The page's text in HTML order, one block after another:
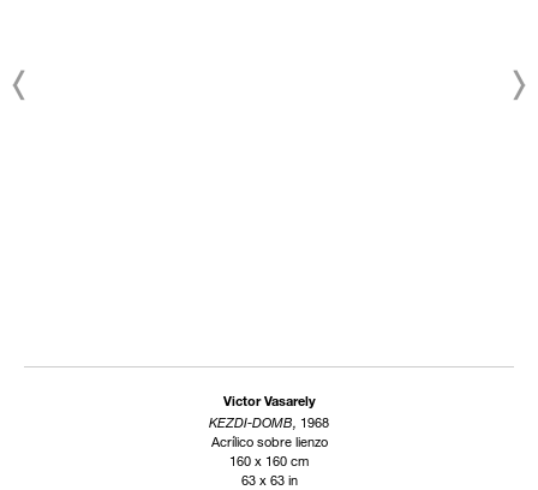
Victor Vasarely
KEZDI-DOMB, 1968
Acrílico sobre lienzo
160 x 160 cm
63 x 63 in